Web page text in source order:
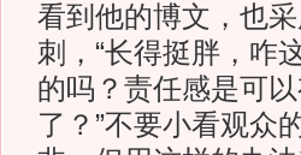
看到他的博文，也
刺，“长得挺胖，咋
的吗？责任感是可
了？”不要小看观众